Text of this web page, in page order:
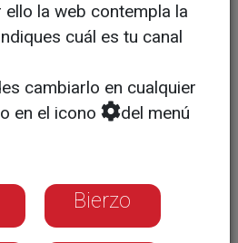
la web contempla la
cuál es tu canal
cambiarlo en cualquier
en el icono
del menú
Bierzo